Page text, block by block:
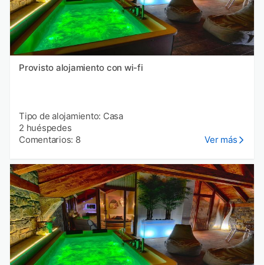
Provisto alojamiento con wi-fi
Tipo de alojamiento: Casa
2 huéspedes
Comentarios: 8
Ver más